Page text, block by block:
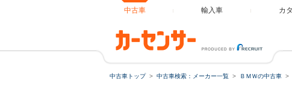
中古車 輸入車 カ
中古車トップ 中古車検索：メーカー一覧 ＢＭＷの中古車